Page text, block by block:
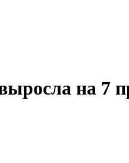
на 7